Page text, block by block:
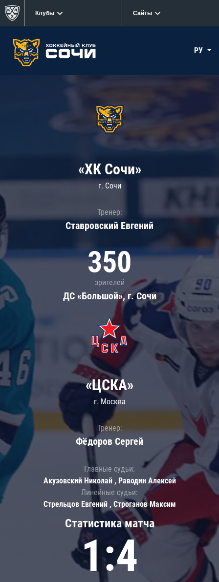
Клубы Сайты
РУ
«ХК Сочи»
г. Сочи
Тренер:
Ставровский Евгений
350
зрителей
ДС «Большой», г. Сочи
Статистика матча
1:4
«ЦСКА»
г. Москва
Тренер:
Фёдоров Сергей
Главные судьи:
Акузовский Николай , Раводин Алексей
Линейные судьи:
Стрельцов Евгений , Строганов Максим